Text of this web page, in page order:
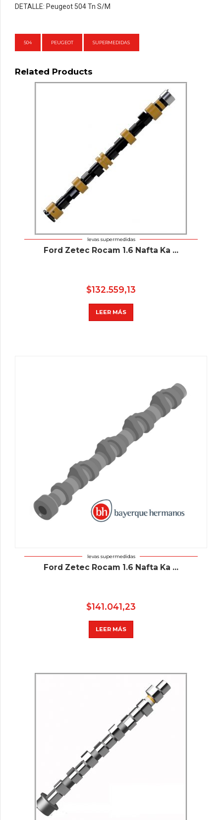
DETALLE: Peugeot 504 Tn S/M
504 PEUGEOT SUPERMEDIDAS
Related Products
levas supermedidas
Ford Zetec Rocam 1.6 Nafta Ka ...
$132.559,13
LEER MÁS
levas supermedidas
Ford Zetec Rocam 1.6 Nafta Ka ...
$141.041,23
LEER MÁS